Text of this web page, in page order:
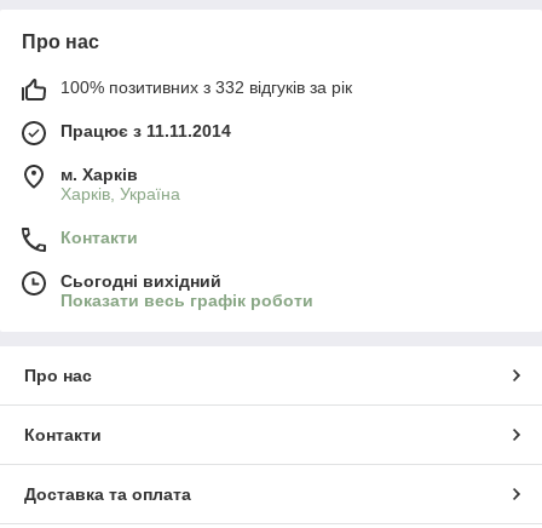
Про нас
100% позитивних з 332 відгуків за рік
Працює з 11.11.2014
м. Харків
Харків, Україна
Контакти
Сьогодні вихідний
Показати весь графік роботи
Про нас
Контакти
Доставка та оплата